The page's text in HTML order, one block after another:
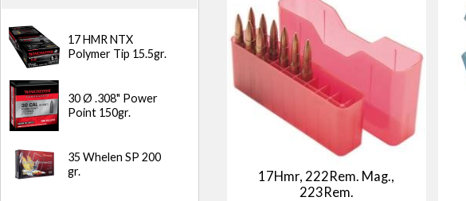
17 HMR NTX
Polymer Tip 15.5gr.
30 Ø .308" Power
Point 150gr.
35 Whelen SP 200
gr.
17Hmr, 222Rem. Mag.,
223Rem.